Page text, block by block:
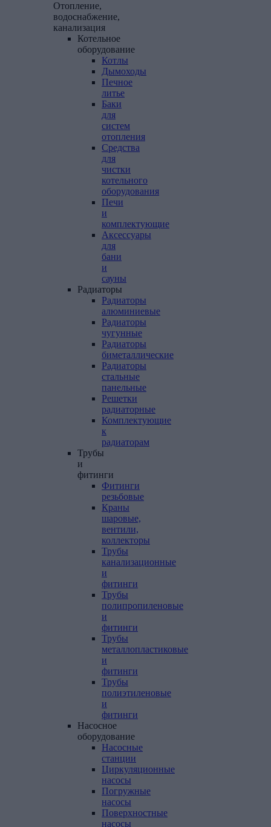
Отопление,
водоснабжение,
канализация
Котельное
оборудование
Котлы
Дымоходы
Печное
литье
Баки
для
систем
отопления
Средства
для
чистки
котельного
оборудования
Печи
и
комплектующие
Аксессуары
для
бани
и
сауны
Радиаторы
Радиаторы
алюминиевые
Радиаторы
чугунные
Радиаторы
биметаллические
Радиаторы
стальные
панельные
Решетки
радиаторные
Комплектующие
к
радиаторам
Трубы
и
фитинги
Фитинги
резьбовые
Краны
шаровые,
вентили,
коллекторы
Трубы
канализационные
и
фитинги
Трубы
полипропиленовые
и
фитинги
Трубы
металлопластиковые
и
фитинги
Трубы
полиэтиленовые
и
фитинги
Насосное
оборудование
Насосные
станции
Циркуляционные
насосы
Погружные
насосы
Поверхностные
насосы